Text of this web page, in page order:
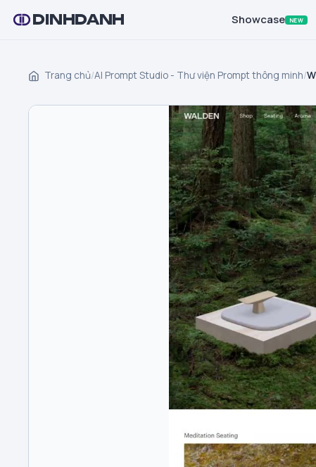
DINHDANH Showcase NEW
Trang chủ/AI Prompt Studio - Thư viện Prompt thông minh/